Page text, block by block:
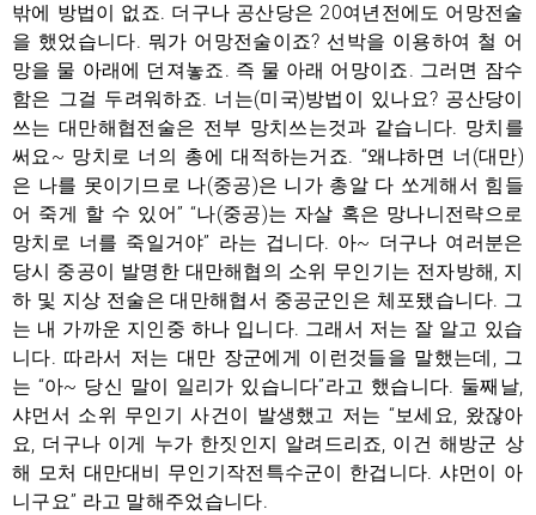
밖에 방법이 없죠. 더구나 공산당은 20여년전에도 어망전술
을 했었습니다. 뭐가 어망전술이죠? 선박을 이용하여 철 어
망을 물 아래에 던져놓죠. 즉 물 아래 어망이죠. 그러면 잠수
함은 그걸 두려워하죠. 너는(미국)방법이 있나요? 공산당이
쓰는 대만해협전술은 전부 망치쓰는것과 같습니다. 망치를
써요~ 망치로 너의 총에 대적하는거죠. “왜냐하면 너(대만)
은 나를 못이기므로 나(중공)은 니가 총알 다 쏘게해서 힘들
어 죽게 할 수 있어” “나(중공)는 자살 혹은 망나니전략으로
망치로 너를 죽일거야” 라는 겁니다. 아~ 더구나 여러분은
당시 중공이 발명한 대만해협의 소위 무인기는 전자방해, 지
하 및 지상 전술은 대만해협서 중공군인은 체포됐습니다. 그
는 내 가까운 지인중 하나 입니다. 그래서 저는 잘 알고 있습
니다. 따라서 저는 대만 장군에게 이런것들을 말했는데, 그
는 “아~ 당신 말이 일리가 있습니다”라고 했습니다. 둘째날,
샤먼서 소위 무인기 사건이 발생했고 저는 “보세요, 왔잖아
요, 더구나 이게 누가 한짓인지 알려드리죠, 이건 해방군 상
해 모처 대만대비 무인기작전특수군이 한겁니다. 샤먼이 아
니구요” 라고 말해주었습니다.